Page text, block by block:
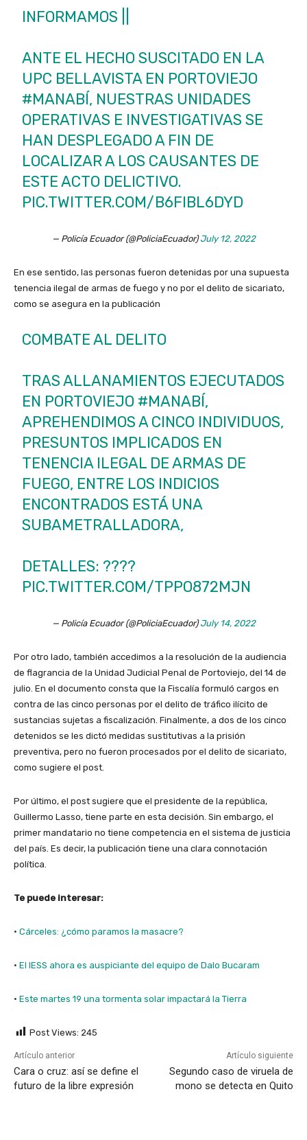
INFORMAMOS ||
ANTE EL HECHO SUSCITADO EN LA
UPC BELLAVISTA EN PORTOVIEJO
#MANABÍ, NUESTRAS UNIDADES
OPERATIVAS E INVESTIGATIVAS SE
HAN DESPLEGADO A FIN DE
LOCALIZAR A LOS CAUSANTES DE
ESTE ACTO DELICTIVO.
PIC.TWITTER.COM/B6FIBL6DYD
— Policía Ecuador (@PoliciaEcuador)July 12, 2022
En ese sentido, las personas fueron detenidas por una supuesta
tenencia ilegal de armas de fuego y no por el delito de sicariato,
como se asegura en la publicación
COMBATE AL DELITO
TRAS ALLANAMIENTOS EJECUTADOS
EN PORTOVIEJO #MANABÍ,
APREHENDIMOS A CINCO INDIVIDUOS,
PRESUNTOS IMPLICADOS EN
TENENCIA ILEGAL DE ARMAS DE
FUEGO, ENTRE LOS INDICIOS
ENCONTRADOS ESTÁ UNA
SUBAMETRALLADORA,
DETALLES: ????
PIC.TWITTER.COM/TPPO872MJN
— Policía Ecuador (@PoliciaEcuador)July 14, 2022
Por otro lado, también accedimos a la resolución de la audiencia
de flagrancia de la Unidad Judicial Penal de Portoviejo, del 14 de
julio. En el documento consta que la Fiscalía formuló cargos en
contra de las cinco personas por el delito de tráfico ilícito de
sustancias sujetas a fiscalización. Finalmente, a dos de los cinco
detenidos se les dictó medidas sustitutivas a la prisión
preventiva, pero no fueron procesados por el delito de sicariato,
como sugiere el post.
Por último, el post sugiere que el presidente de la república,
Guillermo Lasso, tiene parte en esta decisión. Sin embargo, el
primer mandatario no tiene competencia en el sistema de justicia
del país. Es decir, la publicación tiene una clara connotación
política.
Te puede interesar:
· Cárceles: ¿cómo paramos la masacre?
· El IESS ahora es auspiciante del equipo de Dalo Bucaram
· Este martes 19 una tormenta solar impactará la Tierra
Post Views: 245
Artículo anterior
Cara o cruz: así se define el
futuro de la libre expresión
Artículo siguiente
Segundo caso de viruela de
mono se detecta en Quito